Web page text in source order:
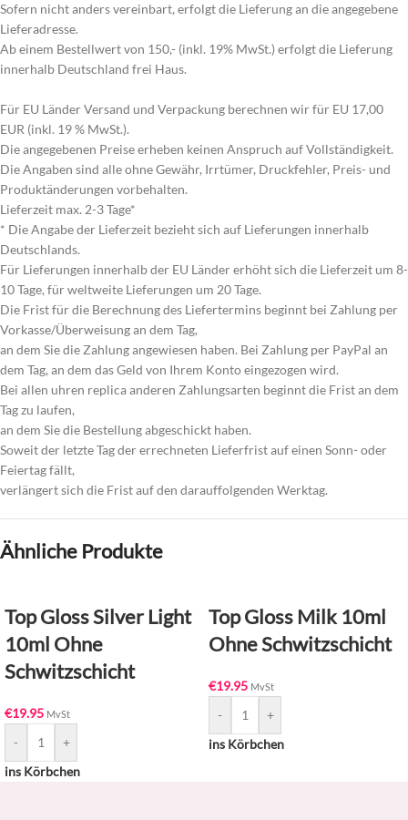
Sofern nicht anders vereinbart, erfolgt die Lieferung an die angegebene
Lieferadresse.
Ab einem Bestellwert von 150,- (inkl. 19% MwSt.) erfolgt die Lieferung
innerhalb Deutschland frei Haus.
Für EU Länder Versand und Verpackung berechnen wir für EU 17,00
EUR (inkl. 19 % MwSt.).
Die angegebenen Preise erheben keinen Anspruch auf Vollständigkeit.
Die Angaben sind alle ohne Gewähr, Irrtümer, Druckfehler, Preis- und
Produktänderungen vorbehalten.
Lieferzeit max. 2-3 Tage*
* Die Angabe der Lieferzeit bezieht sich auf Lieferungen innerhalb
Deutschlands.
Für Lieferungen innerhalb der EU Länder erhöht sich die Lieferzeit um 8-
10 Tage, für weltweite Lieferungen um 20 Tage.
Die Frist für die Berechnung des Liefertermins beginnt bei Zahlung per
Vorkasse/Überweisung an dem Tag,
an dem Sie die Zahlung angewiesen haben. Bei Zahlung per PayPal an
dem Tag, an dem das Geld von Ihrem Konto eingezogen wird.
Bei allen uhren replica anderen Zahlungsarten beginnt die Frist an dem
Tag zu laufen,
an dem Sie die Bestellung abgeschickt haben.
Soweit der letzte Tag der errechneten Lieferfrist auf einen Sonn- oder
Feiertag fällt,
verlängert sich die Frist auf den darauffolgenden Werktag.
Ähnliche Produkte
Top Gloss Silver Light
10ml Ohne
Schwitzschicht
€19.95 MvSt
-
+
ins Körbchen
Top Gloss Milk 10ml
Ohne Schwitzschicht
€19.95 MvSt
-
+
ins Körbchen